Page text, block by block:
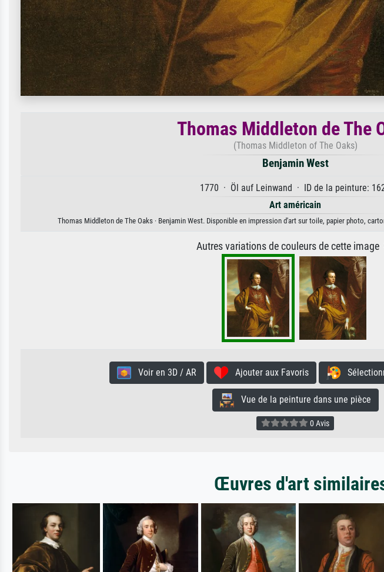
Thomas Middleton de The
(Thomas Middleton of The Oaks)
Benjamin West
1770 · Öl auf Leinwand · ID de la peinture:
Art américain
Thomas Middleton de The Oaks · Benjamin West. Disponible en impression d'art sur toile, papier photo,
Autres variations de couleurs de cette image
Voir en 3D / AR Ajouter aux Favoris
Vue de la peinture dans une pièce
0 Avis
Œuvres d'art